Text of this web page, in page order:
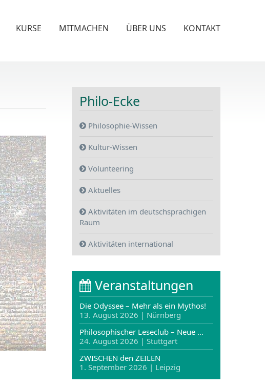
KURSE MITMACHEN ÜBER UNS KONTAKT
Philo-Ecke
Philosophie-Wissen
Kultur-Wissen
Volunteering
Aktuelles
Aktivitäten im deutschsprachigen
Raum
Aktivitäten international
Veranstaltungen
Die Odyssee – Mehr als ein Mythos!
13. August 2026 | Nürnberg
Philosophischer Leseclub – Neue …
24. August 2026 | Stuttgart
ZWISCHEN den ZEILEN
1. September 2026 | Leipzig